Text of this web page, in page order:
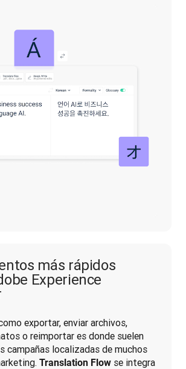
más rápidos
Experience
exportar, enviar archivos,
o reimportar es donde suelen
campañas localizadas de muchos
Translation Flow se integra